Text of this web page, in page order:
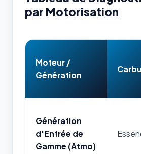
par Motorisation
Moteur /
Génération
Génération
d'Entrée de
Gamme (Atmo)